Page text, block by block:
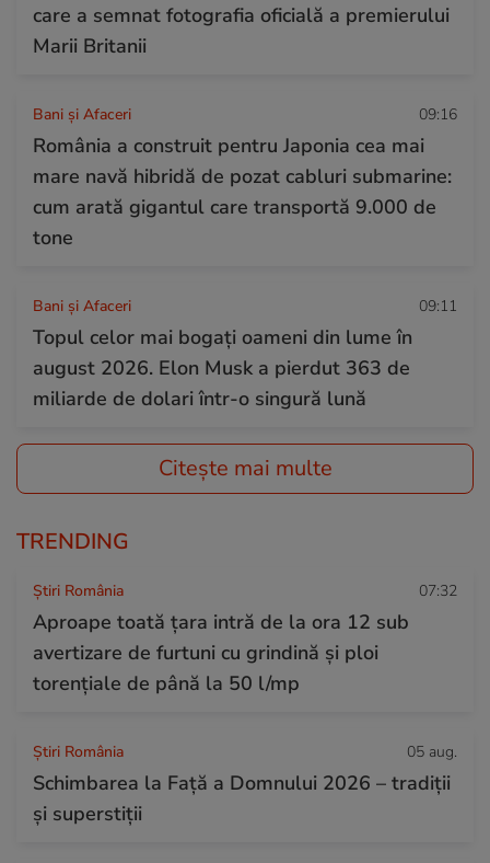
care a semnat fotografia oficială a premierului
Marii Britanii
Bani și Afaceri 09:16
România a construit pentru Japonia cea mai
mare navă hibridă de pozat cabluri submarine:
cum arată gigantul care transportă 9.000 de
tone
Bani și Afaceri 09:11
Topul celor mai bogați oameni din lume în
august 2026. Elon Musk a pierdut 363 de
miliarde de dolari într-o singură lună
Citește mai multe
TRENDING
Știri România 07:32
Aproape toată țara intră de la ora 12 sub
avertizare de furtuni cu grindină și ploi
torențiale de până la 50 l/mp
Știri România 05 aug.
Schimbarea la Față a Domnului 2026 – tradiții
și superstiții